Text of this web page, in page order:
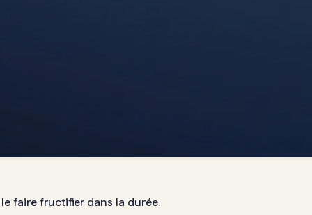
faire fructifier dans la durée.